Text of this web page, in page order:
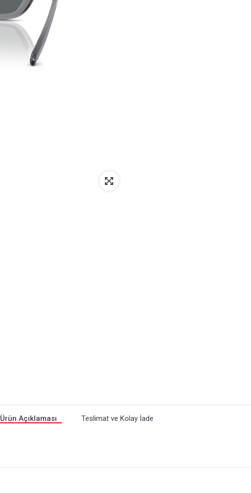
Ürün Açıklaması Teslimat ve Kolay İade